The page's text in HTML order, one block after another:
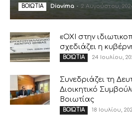
ΒΟΙΩΤΙΑ Diavima - 2 Αυγούστου,
«ΟΧΙ στην
σχεδιάζει η
ΒΟΙΩΤΙΑ 24 Ιουλίου,
Συνεδριάζει τη
Διοικητικό
Βοιωτίας
ΒΟΙΩΤΙΑ 18 Ιουλίου,